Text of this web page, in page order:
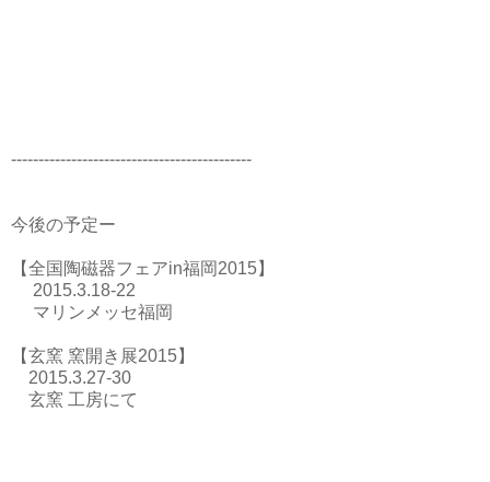
--------------------------------------------
今後の予定ー
【全国陶磁器フェアin福岡2015】
2015.3.18-22
マリンメッセ福岡
【玄窯 窯開き展2015】
2015.3.27-30
玄窯 工房にて